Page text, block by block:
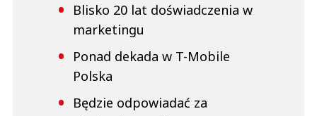
Blisko 20 lat doświadczenia w
marketingu
Ponad dekada w T-Mobile
Polska
Będzie odpowiadać za